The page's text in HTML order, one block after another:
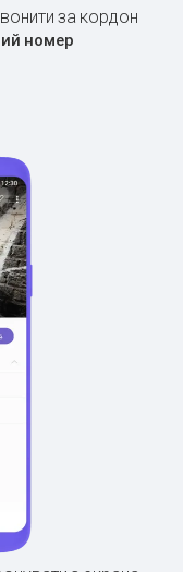
за кордон
номер